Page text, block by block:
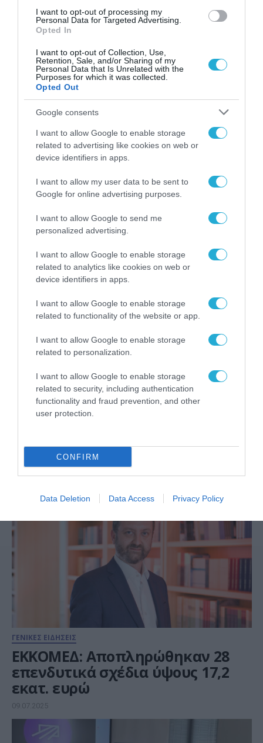
I want to opt-out of processing my
Personal Data for Targeted Advertising.
Opted In
I want to opt-out of Collection, Use,
Retention, Sale, and/or Sharing of my
Personal Data that Is Unrelated with the
Purposes for which it was collected.
Opted Out
Google consents
I want to allow Google to enable storage
related to advertising like cookies on web or
device identifiers in apps.
I want to allow my user data to be sent to
Google for online advertising purposes.
I want to allow Google to send me
personalized advertising.
I want to allow Google to enable storage
related to analytics like cookies on web or
device identifiers in apps.
I want to allow Google to enable storage
related to functionality of the website or app.
I want to allow Google to enable storage
related to personalization.
I want to allow Google to enable storage
related to security, including authentication
functionality and fraud prevention, and other
user protection.
CONFIRM
Data Deletion Data Access Privacy Policy
ΕΚΚΟΜΕΔ: Ρεκόρ αποπληρωμών
για το πρόγραμμα Cash Rebate:
54 εκατ. ευρώ η δημόσια δαπάνη
στο Α’ εξάμηνο
29.07.2025
ΕΡΓΑ - ΔΙΑΓΩΝΙΣΜΟΙ
Διαγωνισμός για υπηρεσίες
χρηματοδότησης του ΕΚΚΟΜΕΔ
29.07.2025
ΓΕΝΙΚΕΣ ΕΙΔΗΣΕΙΣ
ΕΚΚΟΜΕΔ: Αποπληρώθηκαν 28
επενδυτικά σχέδια ύψους 17,2
εκατ. ευρώ
09.07.2025